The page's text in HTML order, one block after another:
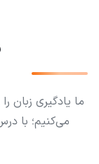
ما یادگیری زبان
می‌کنیم؛ با